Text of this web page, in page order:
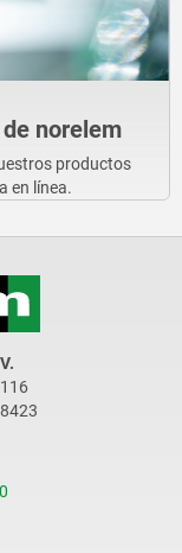
norelem
productos
en línea.